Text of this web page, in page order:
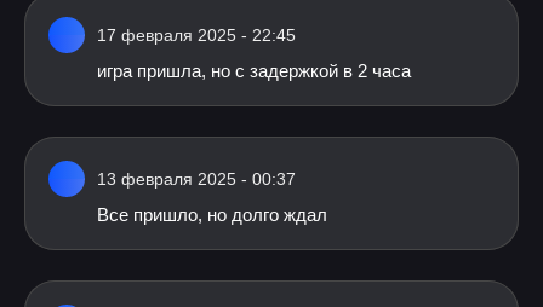
17 февраля 2025 - 22:45
игра пришла, но с задержкой в 2 часа
13 февраля 2025 - 00:37
Все пришло, но долго ждал